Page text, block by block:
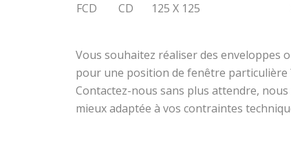
FCD
CD 125 X 125
Vous souhaitez réaliser des enveloppes
pour une position de fenêtre particulière
Contactez-nous sans plus attendre,
mieux adaptée à vos contraintes